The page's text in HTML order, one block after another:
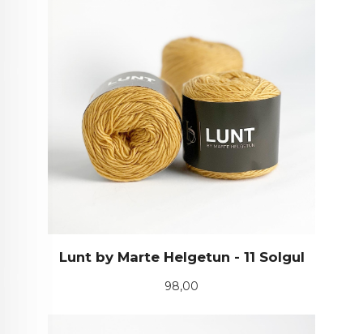
Lunt by Marte Helgetun - 11 Solgul
Pris
98,00